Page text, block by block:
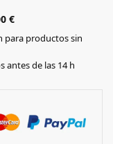
€
para productos sin
antes de las 14 h